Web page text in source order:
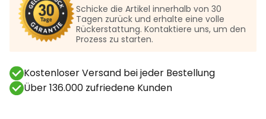
Schicke die Artikel innerhalb von 30
Tagen zurück und erhalte eine volle
Rückerstattung. Kontaktiere uns, um den
Prozess zu starten.
Kostenloser Versand bei jeder Bestellung
Über 136.000 zufriedene Kunden